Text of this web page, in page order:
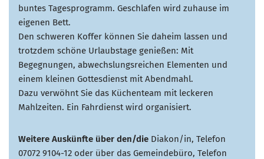
buntes Tagesprogramm. Geschlafen wird zuhause im
eigenen Bett.
Den schweren Koffer können Sie daheim lassen und
trotzdem schöne Urlaubstage genießen: Mit
Begegnungen, abwechslungsreichen Elementen und
einem kleinen Gottesdienst mit Abendmahl.
Dazu verwöhnt Sie das Küchenteam mit leckeren
Mahlzeiten. Ein Fahrdienst wird organisiert.
Weitere Auskünfte über den/die Diakon/in, Telefon
07072 9104-12 oder über das Gemeindebüro, Telefon